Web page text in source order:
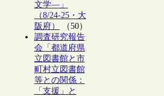
文学―」
（8/24-25・大
阪府）
（50）
調査研究報告
会「都道府県
立図書館と市
町村立図書館
等との関係：
「支援」と